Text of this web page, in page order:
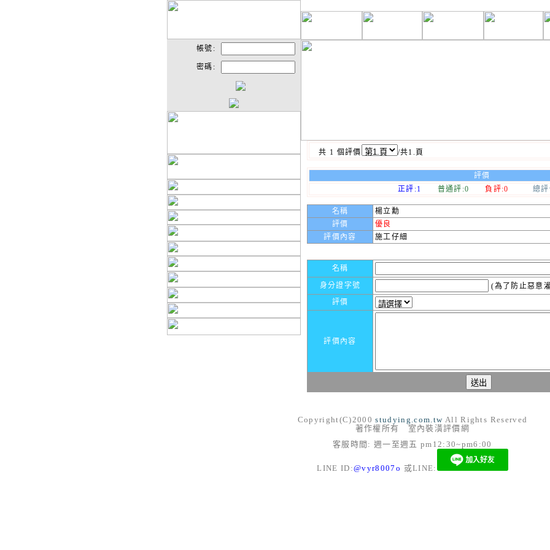
帳號:
密碼:
共 1 個評價 /共1.頁
評價
正評:1
普通評:0 負評:0 總
名稱
楊立勳
評價
優良
評價內容
施工仔細
名稱
身分證字號
(為了防止惡意
評價
評價內容
Copyright(C)2000studying.com.tw All Rights Reserved
著作權所有 室內裝潢評價網
客服時間: 週一至週五 pm12:30~pm6:00
LINE ID:@vyr8007o 或LINE: